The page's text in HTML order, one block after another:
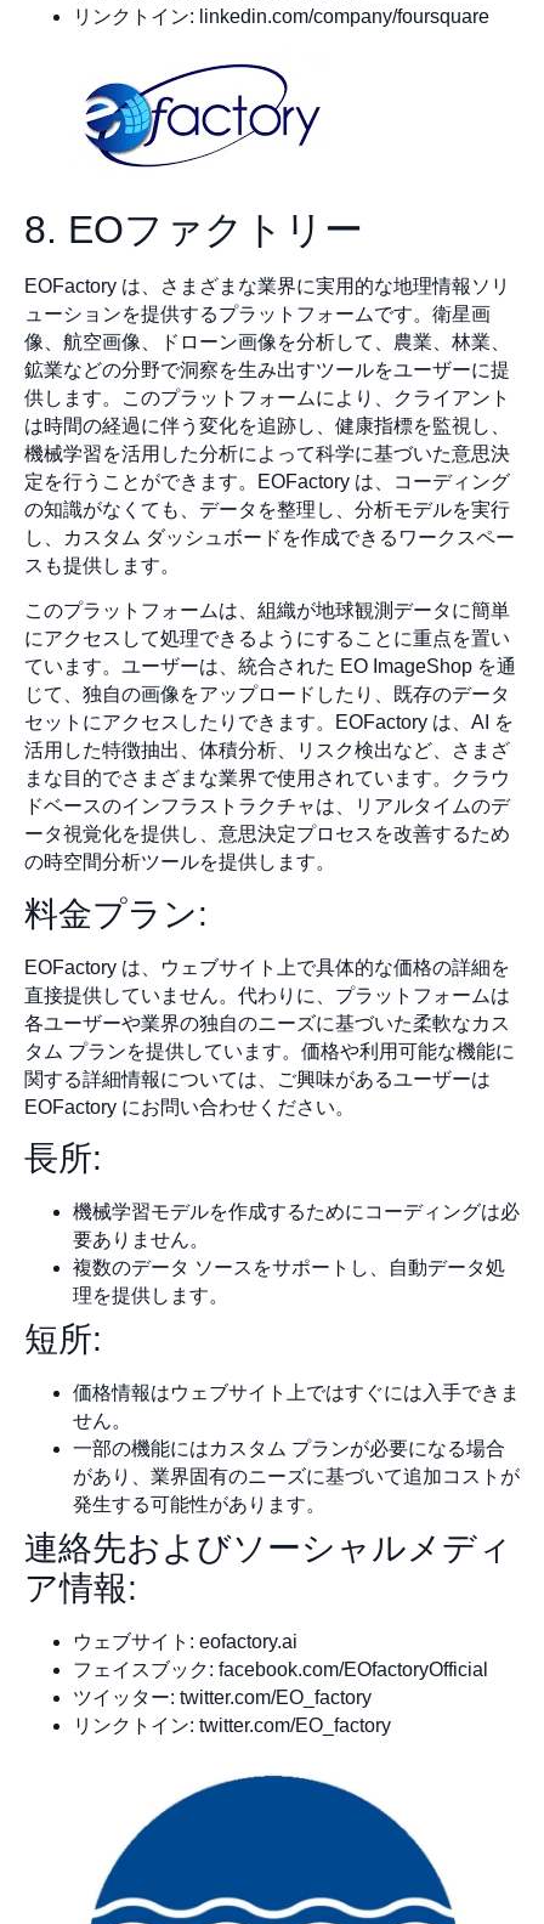
リンクトイン: linkedin.com/company/foursquare
8. EOファクトリー
EOFactory は、さまざまな業界に実用的な地理情報ソリ
ューションを提供するプラットフォームです。衛星画
像、航空画像、ドローン画像を分析して、農業、林業、
鉱業などの分野で洞察を生み出すツールをユーザーに提
供します。このプラットフォームにより、クライアント
は時間の経過に伴う変化を追跡し、健康指標を監視し、
機械学習を活用した分析によって科学に基づいた意思決
定を行うことができます。EOFactory は、コーディング
の知識がなくても、データを整理し、分析モデルを実行
し、カスタム ダッシュボードを作成できるワークスペー
スも提供します。
このプラットフォームは、組織が地球観測データに簡単
にアクセスして処理できるようにすることに重点を置い
ています。ユーザーは、統合された EO ImageShop を通
じて、独自の画像をアップロードしたり、既存のデータ
セットにアクセスしたりできます。EOFactory は、AI を
活用した特徴抽出、体積分析、リスク検出など、さまざ
まな目的でさまざまな業界で使用されています。クラウ
ドベースのインフラストラクチャは、リアルタイムのデ
ータ視覚化を提供し、意思決定プロセスを改善するため
の時空間分析ツールを提供します。
料金プラン:
EOFactory は、ウェブサイト上で具体的な価格の詳細を
直接提供していません。代わりに、プラットフォームは
各ユーザーや業界の独自のニーズに基づいた柔軟なカス
タム プランを提供しています。価格や利用可能な機能に
関する詳細情報については、ご興味があるユーザーは
EOFactory にお問い合わせください。
長所:
機械学習モデルを作成するためにコーディングは必
要ありません。
複数のデータ ソースをサポートし、自動データ処
理を提供します。
短所:
価格情報はウェブサイト上ではすぐには入手できま
せん。
一部の機能にはカスタム プランが必要になる場合
があり、業界固有のニーズに基づいて追加コストが
発生する可能性があります。
連絡先およびソーシャルメディ
ア情報:
ウェブサイト: eofactory.ai
フェイスブック: facebook.com/EOfactoryOfficial
ツイッター: twitter.com/EO_factory
リンクトイン: twitter.com/EO_factory